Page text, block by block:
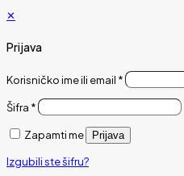
✕
Prijava
Korisničko ime ili email *
Šifra *
Zapamti me Prijava
Izgubili ste šifru?